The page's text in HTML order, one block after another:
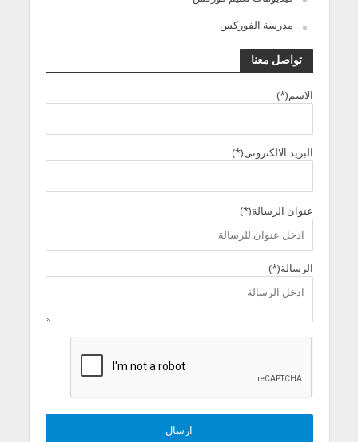
مدرسة الفوركس
تواصل معنا
الاسم(*)
البريد الالكترونى(*)
عنوان الرسالة(*)
الرسالة(*)